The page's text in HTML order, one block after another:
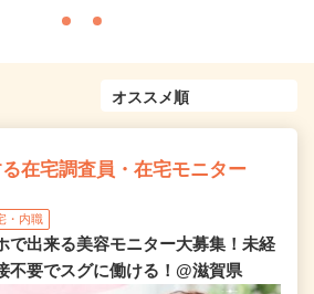
在宅調査員・在宅モニター
・内職
で出来る美容モニター大募集！未経
不要でスグに働ける！@滋賀県